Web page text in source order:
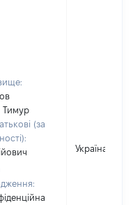
Тимур
(за
Україна